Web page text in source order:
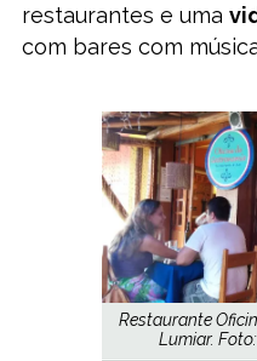
restaurantes e uma
com bares com
Restaurante
Lumiar.